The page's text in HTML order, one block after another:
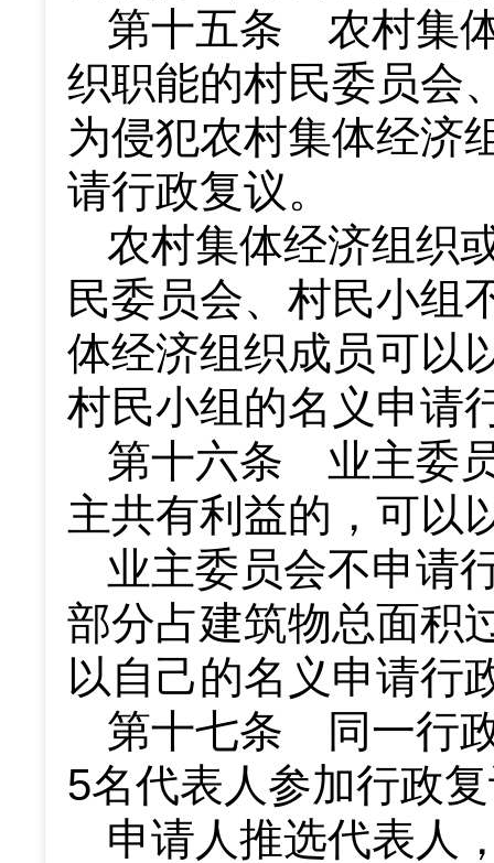
第十五条 农村集
织职能的村民委员会
为侵犯农村集体经济
请行政复议。
农村集体经济组织
民委员会、村民小组
体经济组织成员可以
村民小组的名义申请
第十六条 业主委
主共有利益的，可以
业主委员会不申请
部分占建筑物总面积
以自己的名义申请行
第十七条 同一行
5名代表人参加行政
申请人推选代表人